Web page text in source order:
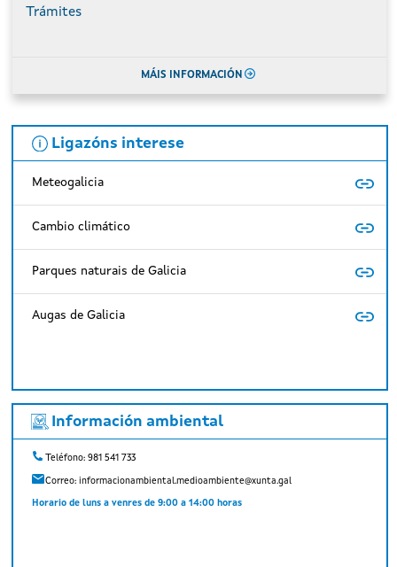
Trámites
MÁIS INFORMACIÓN
Ligazóns interese
Meteogalicia
Cambio climático
Parques naturais de Galicia
Augas de Galicia
Información ambiental
Teléfono: 981 541 733
Correo:informacionambiental.medioambiente@xunta.gal
Horario de luns a venres de 9:00 a 14:00 horas